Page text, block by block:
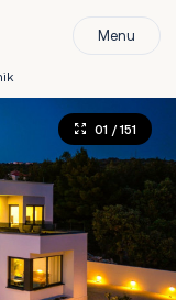
Menu
01 / 151